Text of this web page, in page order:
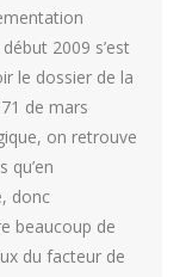
2009 s’est
le dossier de la
de mars
on retrouve
qu’en
donc
beaucoup de
du facteur de